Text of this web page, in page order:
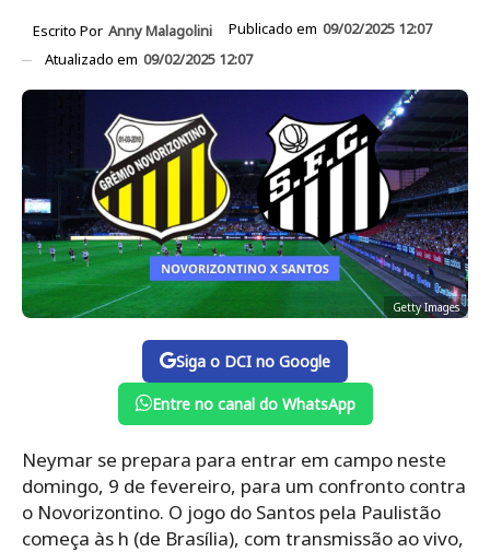
Escrito Por Anny Malagolini Publicado em 09/02/2025 12:07
Atualizado em 09/02/2025 12:07
Getty Images
Siga o DCI no Google
Entre no canal do WhatsApp
Neymar se prepara para entrar em campo neste
domingo, 9 de fevereiro, para um confronto contra
o Novorizontino. O jogo do Santos pela Paulistão
começa às h (de Brasília), com transmissão ao vivo,